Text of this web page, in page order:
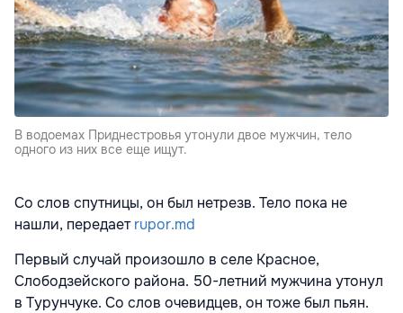
В водоемах Приднестровья утонули двое мужчин, тело
одного из них все еще ищут.
Со слов спутницы, он был нетрезв. Тело пока не
нашли, передаетrupor.md
Первый случай произошло в селе Красное,
Слободзейского района. 50-летний мужчина утонул
в Турунчуке. Со слов очевидцев, он тоже был пьян.